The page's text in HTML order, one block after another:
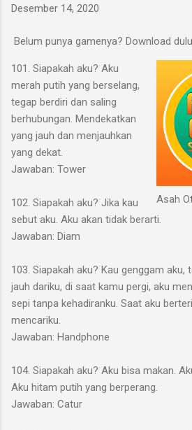
Desember 14, 2020
Belum punya gamenya? Download
Asah
101. Siapakah aku? Aku
merah putih yang berselang,
tegap berdiri dan saling
berhubungan. Mendekatkan
yang jauh dan menjauhkan
yang dekat.
Jawaban: Tower
102. Siapakah aku? Jika kau
sebut aku. Aku akan tidak berarti.
Jawaban: Diam
103. Siapakah aku? Kau genggam aku,
jauh dariku, di saat kamu pergi, aku
sepi tanpa kehadiranku. Saat aku
mencariku.
Jawaban: Handphone
104. Siapakah aku? Aku bisa makan.
Aku hitam putih yang berperang.
Jawaban: Catur